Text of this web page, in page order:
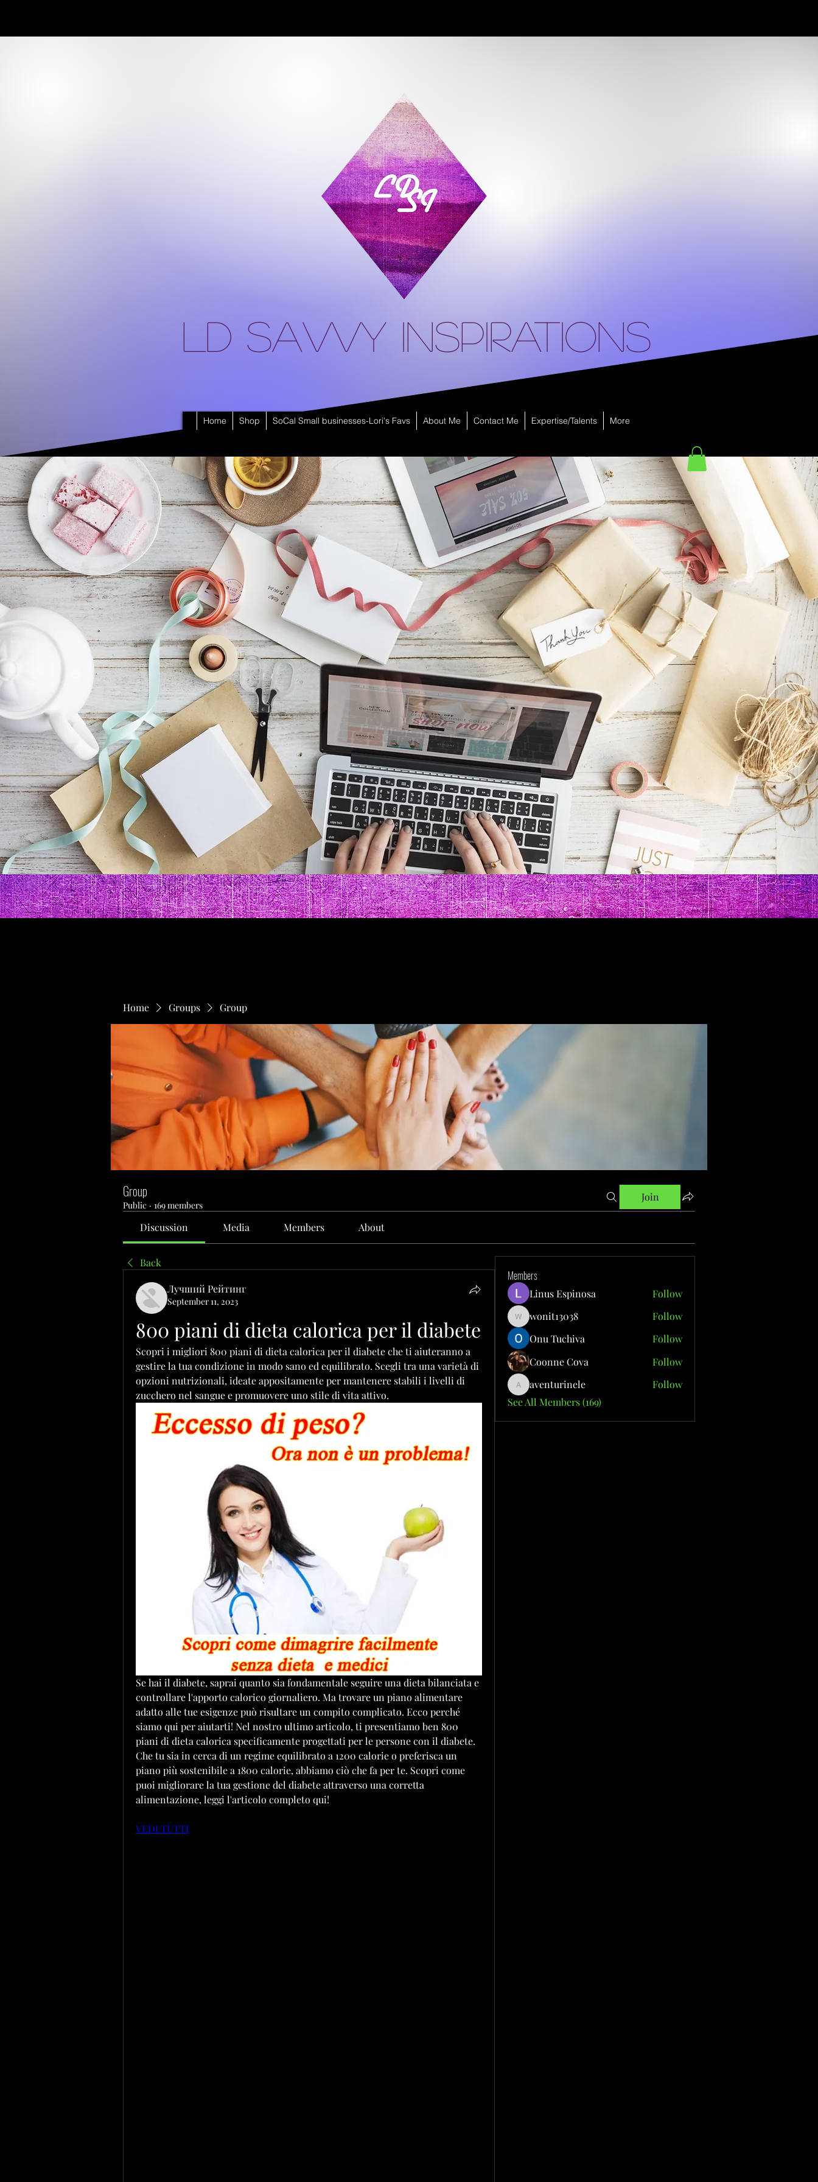
LD Savvy Inspirations
Home Shop SoCal Small businesses-Lori's Favs About Me Contact Me Expertise/Talents More
Home Groups Group
Group
Public · 169 members
Join
Discussion Media Members About
Back
Лучший Рейтинг
September 11, 2023
800 piani di dieta calorica per il diabete
Scopri i migliori 800 piani di dieta calorica per il diabete che ti aiuteranno a
gestire la tua condizione in modo sano ed equilibrato. Scegli tra una varietà di
opzioni nutrizionali, ideate appositamente per mantenere stabili i livelli di
zucchero nel sangue e promuovere uno stile di vita attivo.
Se hai il diabete, saprai quanto sia fondamentale seguire una dieta bilanciata e
controllare l'apporto calorico giornaliero. Ma trovare un piano alimentare
adatto alle tue esigenze può risultare un compito complicato. Ecco perché
siamo qui per aiutarti! Nel nostro ultimo articolo, ti presentiamo ben 800
piani di dieta calorica specificamente progettati per le persone con il diabete.
Che tu sia in cerca di un regime equilibrato a 1200 calorie o preferisca un
piano più sostenibile a 1800 calorie, abbiamo ciò che fa per te. Scopri come
puoi migliorare la tua gestione del diabete attraverso una corretta
alimentazione, leggi l'articolo completo qui!
VEDI TUTTI
Members
Linus Espinosa Follow
wonit13038
wonit13038
Follow
Onu Tuchiva
Follow
Coonne Cova
Follow
aventurinele
aventurinele
Follow
See All Members (169)